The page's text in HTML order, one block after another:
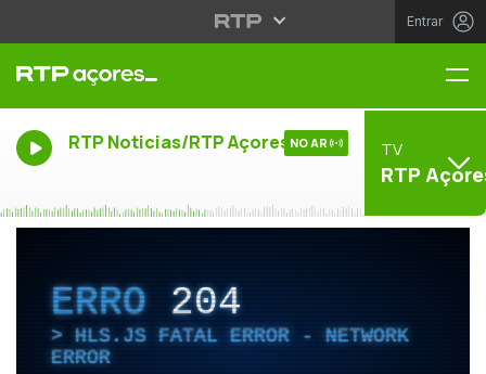
Entrar
RTP Noticias/RTP Açores NO AR TV
RTP
ERRO204
HLS.JS FATAL ERROR - NETWORK
ERROR